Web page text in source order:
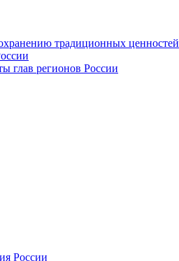
традиционных ценностей
глав регионов России
России